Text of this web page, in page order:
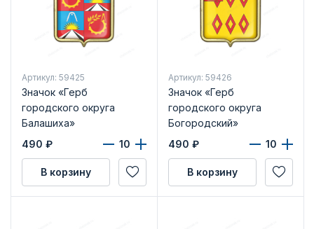
Артикул: 59425
Значок «Герб
городского округа
Балашиха»
490 ₽
В корзину
Артикул: 59426
Значок «Герб
городского округа
Богородский»
490 ₽
В корзину